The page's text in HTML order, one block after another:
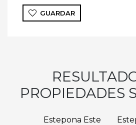
GUARDAR
PROPIEDADES
Estepona Este